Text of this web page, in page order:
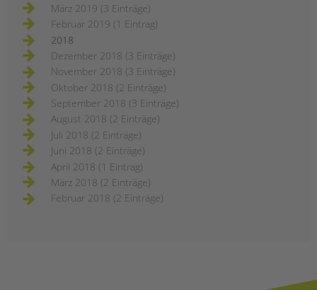
März 2019 (3 Einträge)
Februar 2019 (1 Eintrag)
2018
Dezember 2018 (3 Einträge)
November 2018 (3 Einträge)
Oktober 2018 (2 Einträge)
September 2018 (3 Einträge)
August 2018 (2 Einträge)
Juli 2018 (2 Einträge)
Juni 2018 (2 Einträge)
April 2018 (1 Eintrag)
März 2018 (2 Einträge)
Februar 2018 (2 Einträge)